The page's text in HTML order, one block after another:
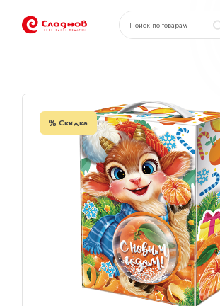
КАТАЛОГ ПОДАРКОВ
МОЖЕМ ЕЩЕ
ПОДОБРАТЬ ПОДАРКИ
ДОСТАВКА И ОПЛАТА
О КОМПАНИИ
Каталог
Скидка